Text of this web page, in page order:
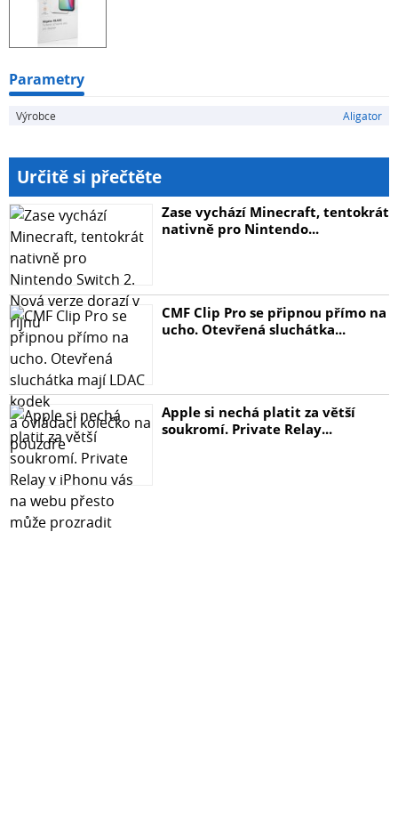
Parametry
Výrobce Aligator
Určitě si přečtěte
Zase vychází Minecraft, tentokrát
nativně pro Nintendo...
CMF Clip Pro se připnou přímo na
ucho. Otevřená sluchátka...
Apple si nechá platit za větší
soukromí. Private Relay...